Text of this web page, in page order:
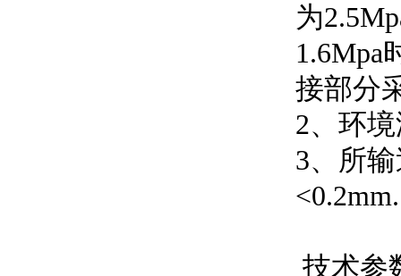
为
1.6Mpa
接部分
2、环
3、
<0.2mm.
技术参